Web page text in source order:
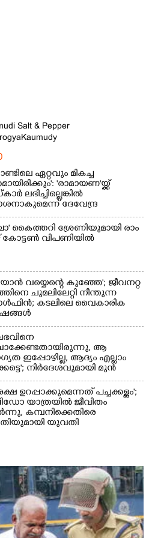
ഏറ്റവും മികച്ച
'രാമായണ'യ്ക്ക്
ലഭിച്ചില്ലെങ്കിൽ
ദേവേന്ദ്ര
​കൈ​ത്ത​റി​ ​ശ്രേ​ണി​യു​മാ​യി​ ​രാം​
​കോ​ട്ടൺ വിപണിയിൽ
വയ്യെന്റെ കുഞ്ഞേ'; ജീവനറ്റ
ചുമലിലേറ്റി നീന്തുന്ന
കടലിലെ വൈകാരിക
ആ
ഇപ്പോഴില്ല, ആദ്യം എല്ലാം
നിർദേശവുമായി മുൻ
താരം
ഉറപ്പാക്കുമെന്നത് പച്ചക്കള്ളം';
യാത്രയിൽ ജീവിതം
കമ്പനിക്കെതിരെ
യുവതി